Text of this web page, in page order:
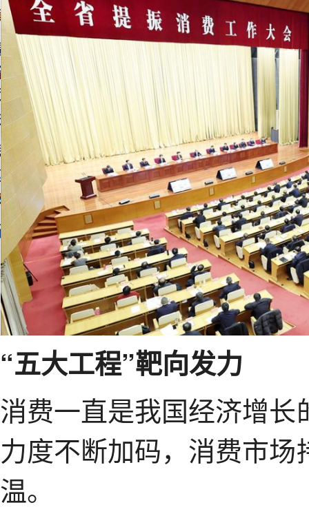
“五大工程”靶向发力
消费一直是我国经济增
力度不断加码，消费市
温。